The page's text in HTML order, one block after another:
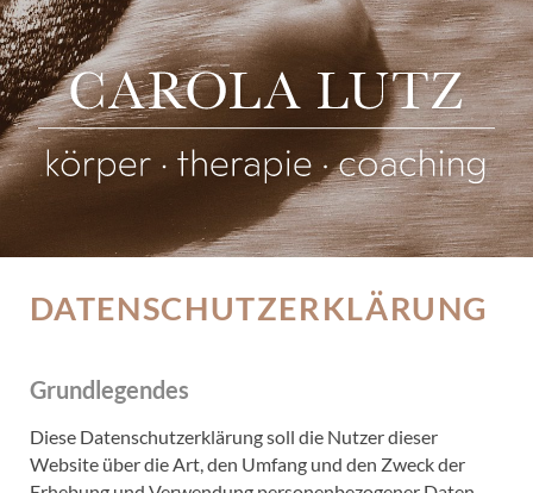
DATENSCHUTZERKLÄRUNG
Grundlegendes
Diese Datenschutzerklärung soll die Nutzer dieser
Website über die Art, den Umfang und den Zweck der